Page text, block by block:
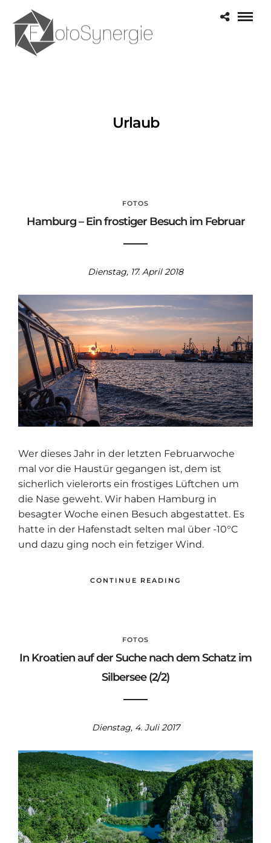
Urlaub
FOTOS
Hamburg – Ein frostiger Besuch im Februar
Dienstag, 17. April 2018
Wer dieses Jahr in der letzten Februarwoche
mal vor die Haustür gegangen ist, dem ist
sicherlich vielerorts ein frostiges Lüftchen um
die Nase geweht. Wir haben Hamburg in
besagter Woche einen Besuch abgestattet. Es
hatte in der Hafenstadt selten mal über -10°C
und dazu ging noch ein fetziger Wind.
CONTINUE READING
FOTOS
In Kroatien auf der Suche nach dem Schatz im
Silbersee (2/2)
Dienstag, 4. Juli 2017